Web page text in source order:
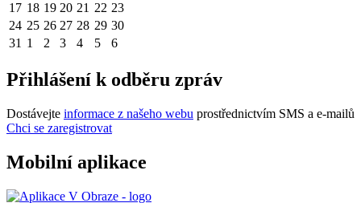
17 18 19 20 21 22 23
24 25 26 27 28 29 30
31 1 2 3 4 5 6
Přihlášení k odběru zpráv
Dostávejte informace z našeho webu prostřednictvím SMS a e-mailů
Chci se zaregistrovat
Mobilní aplikace